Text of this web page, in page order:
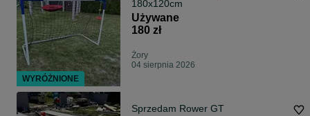
180x120cm
Używane
180 zł
Żory
04 sierpnia 2026
Sprzedam Rower GT
WYRÓŻNIONE